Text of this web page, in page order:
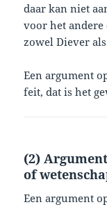
daar kan niet
voor het
zowel Diever
Een argument
feit, dat is het
(2)
of
Een argument